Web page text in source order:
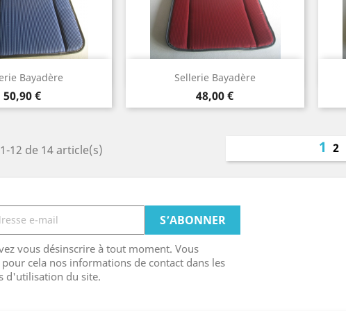
Bayadère
Prix
50,90 €
rapide Sellerie Bayadère
Prix
48,00 €
Aperçu rapide
12 de 14 article(s) 12
vous désinscrire à tout moment. Vous
cela nos informations de contact dans les
d'utilisation du site.